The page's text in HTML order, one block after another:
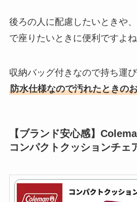
後ろの人に配慮したいときや
で座りたいときに便利ですよね
収納バッグ付きなので持ち運
防水仕様なので汚れたときの
【ブランド安心感】
コンパクトクッションチェ